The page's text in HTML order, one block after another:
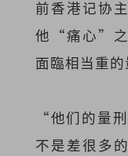
前香港记协
他“痛心”之
面臨相当重的
“他们的量
不是差很多